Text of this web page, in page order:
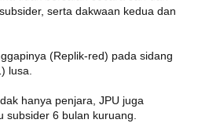
serta dakwaan kedua dan
(Replik-red) pada sidang
lusa.
hanya penjara, JPU juga
6 bulan kuruang.